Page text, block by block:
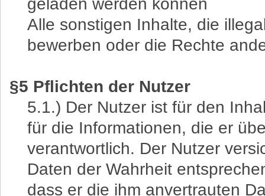
Alle sonstigen Inhalte, die
bewerben oder die Rechte
§5 Pflichten der Nutzer
5.1.) Der Nutzer ist für den
für die Informationen, die er
verantwortlich. Der Nutzer
Daten der Wahrheit
dass er die ihm anvertrauten